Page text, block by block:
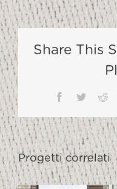
Share This
Facebook
Twitter
Progetti correlati